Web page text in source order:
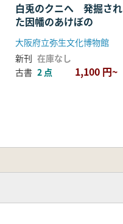
白兎のクニへ 発掘され
た因幡のあけぼの
大阪府立弥生文化博物館
新刊 在庫なし
古書 2 点 1,100 円~